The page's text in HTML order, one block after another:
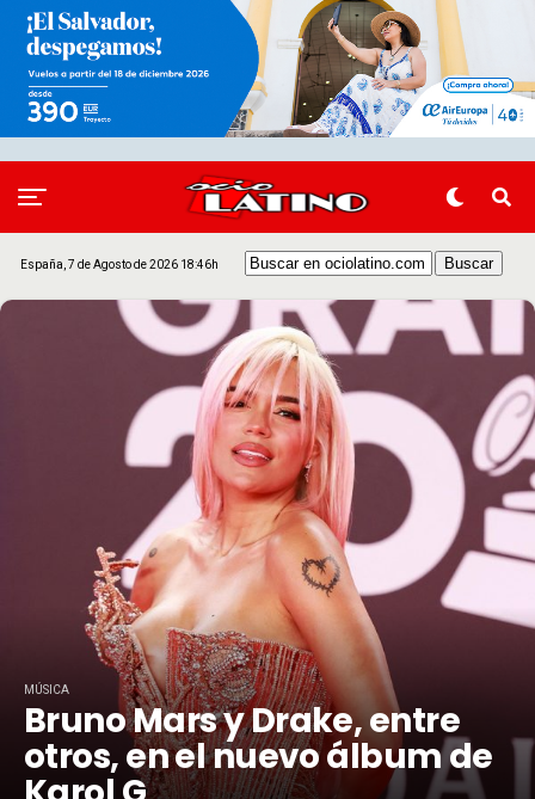
España, 7 de Agosto de 2026 18:46h
MÚSICA
Bruno Mars y Drake, entre
otros, en el nuevo álbum de